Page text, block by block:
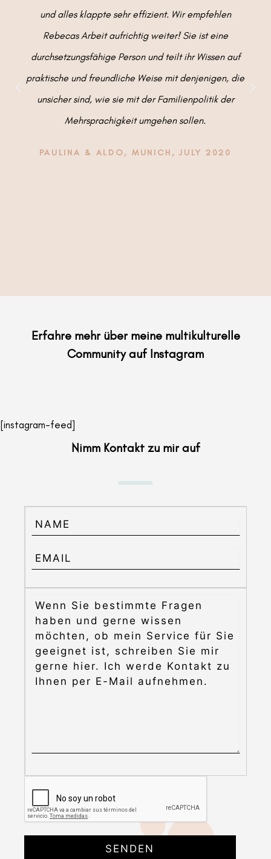
und alles klappte sehr effizient. Wir empfehlen
Rebecas Arbeit aufrichtig weiter! Sie ist eine
durchsetzungsfähige Person und teilt ihr Wissen auf
praktische und freundliche Weise mit denjenigen, die
unsicher sind, wie sie mit der Familienpolitik der
Mehrsprachigkeit umgehen sollen.
PAULINA & ALDO, MUNICH, JULY 2020
Erfahre mehr über meine multikulturelle
Community auf Instagram
[instagram-feed]
Nimm Kontakt zu mir auf